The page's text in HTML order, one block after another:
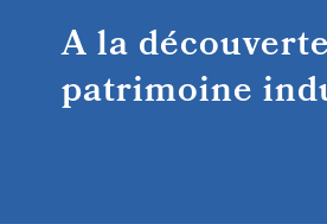
A la
patrimoine